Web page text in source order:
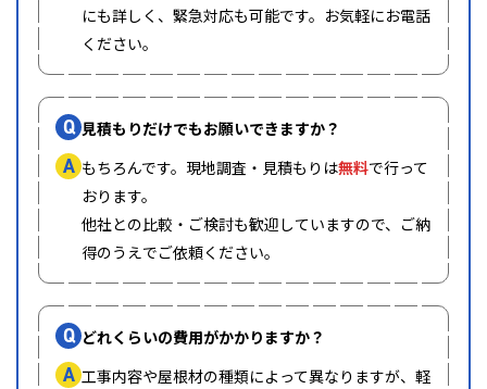
にも詳しく、緊急対応も可能です。お気軽にお電話
ください。
Q 見積もりだけでもお願いできますか？
A もちろんです。現地調査・見積もりは無料で行って
おります。
他社との比較・ご検討も歓迎していますので、ご納
得のうえでご依頼ください。
Q どれくらいの費用がかかりますか？
A 工事内容や屋根材の種類によって異なりますが、軽